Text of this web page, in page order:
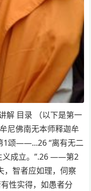
解 目录 （以下是第一
尼佛南无本师释迦牟
1颂——...26 “离有无二
义成立。”.26 ——第2
智者应如理，伺察
性实得，如愚者分